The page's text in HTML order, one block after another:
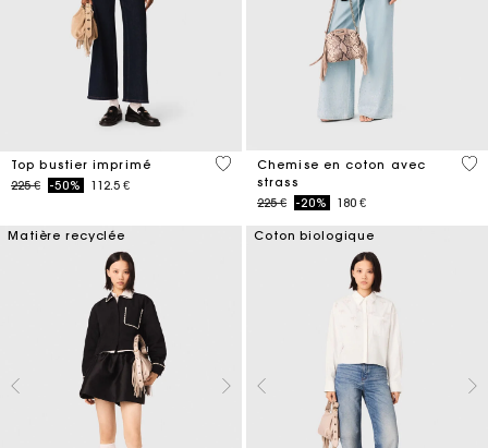
Top bustier imprimé
Price reduced from
225 €to-50% 112.5 €
3,4 out of 5 Customer Rating
Chemise en coton avec
strass
Price reduced from
225 €to-20% 180 €
4,4
Matière recyclée Coton biologique